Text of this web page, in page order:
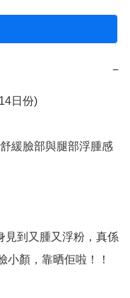
−
日份)
緩臉部與腿部浮腫感
見到又腫又浮粉，真係
小顏，靠晒佢啦！！